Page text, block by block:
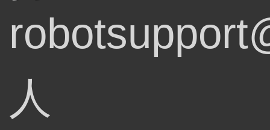
人